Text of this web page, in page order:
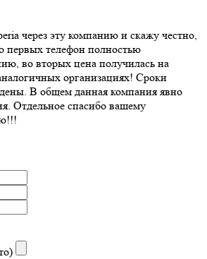
через эту компанию и скажу честно,
первых телефон полностью
во вторых цена получилась на
организациях! Сроки
В общем данная компания явно
Отдельное спасибо вашему